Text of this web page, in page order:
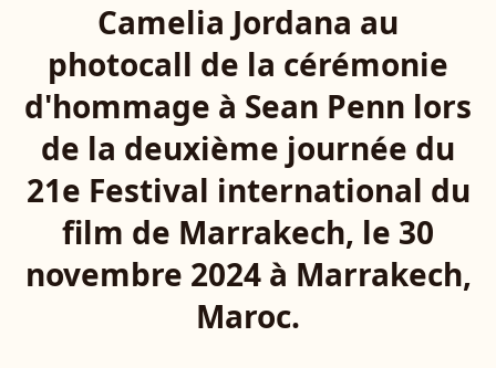
Camelia Jordana au
photocall de la cérémonie
d'hommage à Sean Penn lors
de la deuxième journée du
21e Festival international du
film de Marrakech, le 30
novembre 2024 à Marrakech,
Maroc.